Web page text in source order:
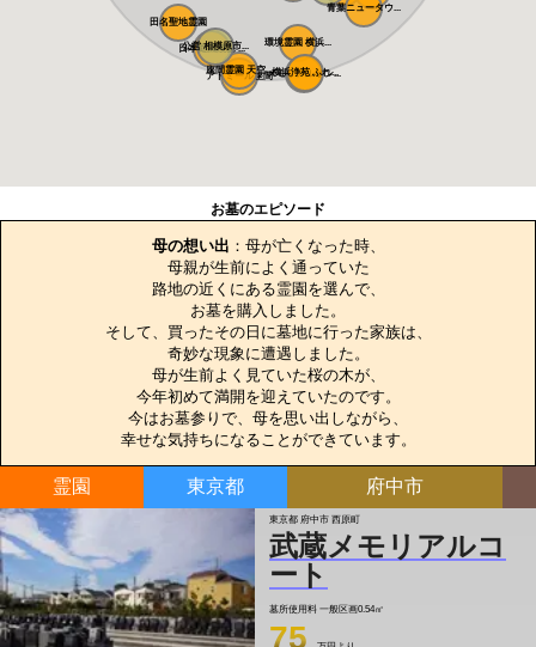
環境霊園 横浜...
メモリアルサン...
横浜浄苑 ふれ...
日本庭園陵墓 ...
田名聖地霊園
アドミール座間
座間霊園 天空...
公営 相模原市...
青葉ニュータウ...
お墓のエピソード
母の想い出 ：母が亡くなった時、
母親が生前によく通っていた
路地の近くにある霊園を選んで、
お墓を購入しました。
そして、買ったその日に墓地に行った家族は、
奇妙な現象に遭遇しました。
母が生前よく見ていた桜の木が、
今年初めて満開を迎えていたのです。
今はお墓参りで、母を思い出しながら、
幸せな気持ちになることができています。
霊園 東京都 府中市
東京都 府中市 西原町
武蔵メモリアルコ
ート
墓所使用料 一般区画0.54㎡
75